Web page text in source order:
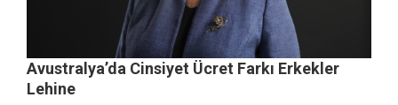
Avustralya’da Cinsiyet Ücret Farkı Erkekler
Lehine